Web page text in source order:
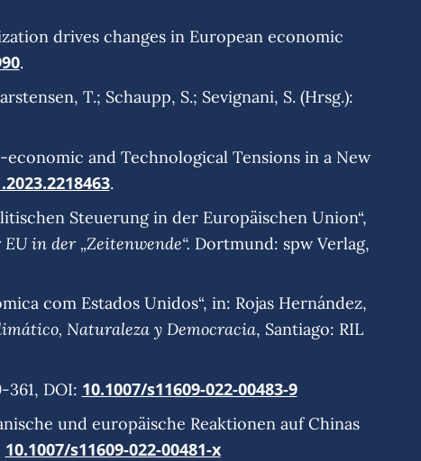
drives changes in European economic
.
T.; Schaupp, S.; Sevignani, S. (Hrsg.):
economic and Technological Tensions in a New
.
Steuerung in der Europäischen Union“,
in der „Zeitenwende“. Dortmund: spw Verlag,
com Estados Unidos“, in: Rojas Hernández,
Naturaleza y Democracia, Santiago: RIL
361, DOI: 10.1007/s11609-022-00483-9
und europäische Reaktionen auf Chinas
10.1007/s11609-022-00481-x